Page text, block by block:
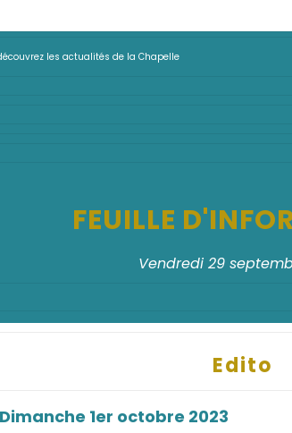
les actualités de la Chapelle
FEUILLE
Vendredi 29
Edito
Dimanche 1er octobre 2023